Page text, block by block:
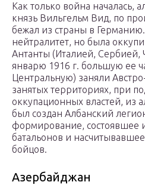
Как только война началась,
князь Вильгельм Вид, по
бежал из страны в
нейтралитет, но была
Антанты (Италией, Сербией,
январю 1916 г. большую ее
Центральную) заняли
занятых территориях, при
оккупационных властей, из
был создан Албанский
формирование, состоявшее
батальонов и
бойцов.
Азербайджан